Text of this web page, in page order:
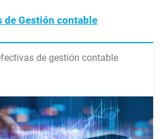
de Gestión contable
de gestión contable